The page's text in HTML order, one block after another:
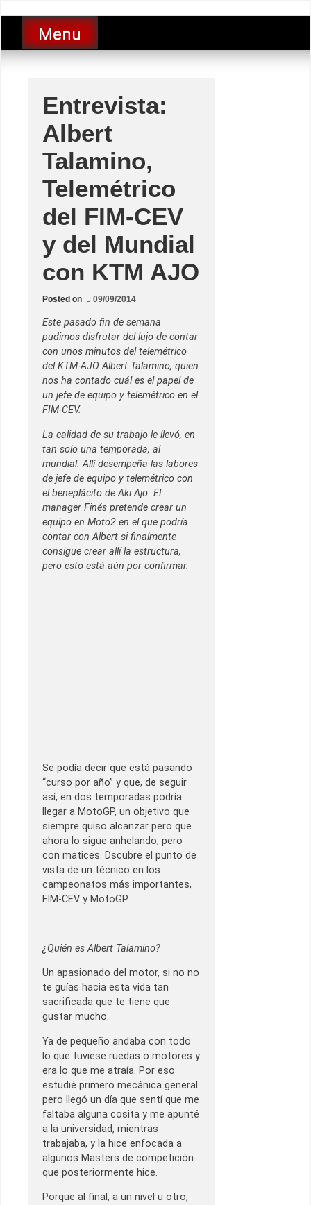
to
contentLucio Lopez GP
luciolopezgp
Menu
Entrevista:
Albert
Talamino,
Telemétrico
del FIM-CEV
y del Mundial
con KTM AJO
Posted on 09/09/2014
Este pasado fin de semana
pudimos disfrutar del lujo de contar
con unos minutos del telemétrico
del KTM-AJO Albert Talamino, quien
nos ha contado cuál es el papel de
un jefe de equipo y telemétrico en el
FIM-CEV.
La calidad de su trabajo le llevó, en
tan solo una temporada, al
mundial. Allí desempeña las labores
de jefe de equipo y telemétrico con
el beneplácito de Aki Ajo. El
manager Finés pretende crear un
equipo en Moto2 en el que podría
contar con Albert si finalmente
consigue crear allí la estructura,
pero esto está aún por confirmar.
Se podía decir que está pasando
“curso por año” y que, de seguir
así, en dos temporadas podría
llegar a MotoGP, un objetivo que
siempre quiso alcanzar pero que
ahora lo sigue anhelando, pero
con matices. Dscubre el punto de
vista de un técnico en los
campeonatos más importantes,
FIM-CEV y MotoGP.
¿Quién es Albert Talamino?
Un apasionado del motor, si no no
te guías hacia esta vida tan
sacrificada que te tiene que
gustar mucho.
Ya de pequeño andaba con todo
lo que tuviese ruedas o motores y
era lo que me atraía. Por eso
estudié primero mecánica general
pero llegó un día que sentí que me
faltaba alguna cosita y me apunté
a la universidad, mientras
trabajaba, y la hice enfocada a
algunos Masters de competición
que posteriormente hice.
Porque al final, a un nivel u otro,